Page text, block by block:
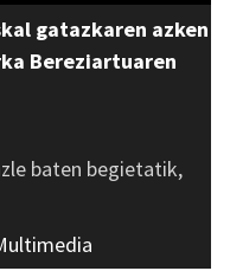
gatazkaren azken
Bereziartuaren
baten begietatik,